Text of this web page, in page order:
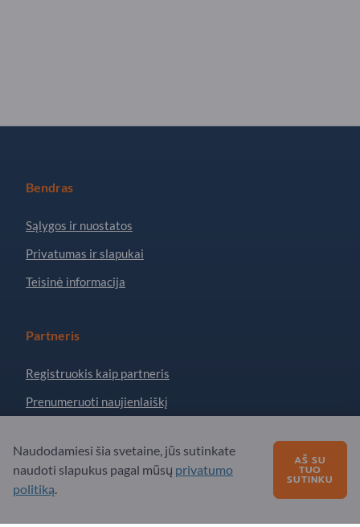
Bendras
Sąlygos ir nuostatos
Privatumas ir slapukai
Teisinė informacija
Partneris
Registruokis kaip partneris
Prenumeruoti naujienlaiškį
Turite klausimų?
DUK
Mūsų siūlomos paslaugos
Naudodamiesi šia svetaine, jūs sutinkate
naudoti slapukus pagal mūsų privatumo
politiką.
AŠ SU
TUO
SUTINKU